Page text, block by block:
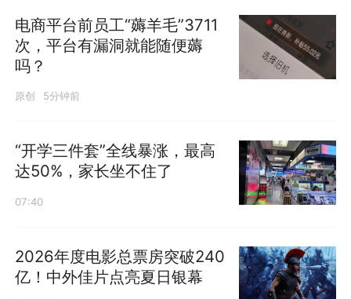
电商平台前员工“薅羊毛”3711
次，平台有漏洞就能随便薅
吗？
原创 5分钟前
“开学三件套”全线暴涨，最高
达50%，家长坐不住了
07:40
2026年度电影总票房突破240
亿！中外佳片点亮夏日银幕